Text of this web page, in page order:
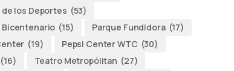
de los Deportes (53)
Bicentenario (15) Parque Fundidora (17)
(19) Pepsi Center WTC (30)
(16) Teatro Metropólitan (27)